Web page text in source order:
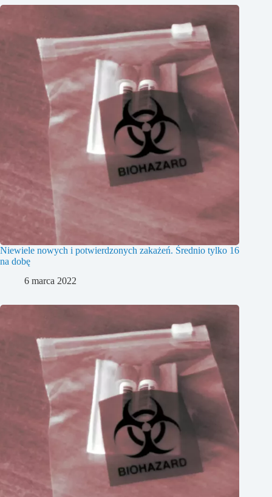
Niewiele nowych i potwierdzonych zakażeń. Średnio tylko 16
na dobę
6 marca 2022